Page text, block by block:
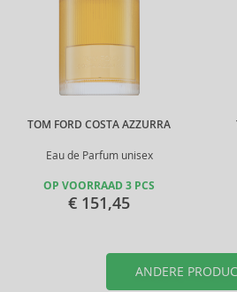
TOM FORD COSTA AZZURRA
Eau de Parfum unisex
OP VOORRAAD 3 PCS
€ 151,45
ANDERE